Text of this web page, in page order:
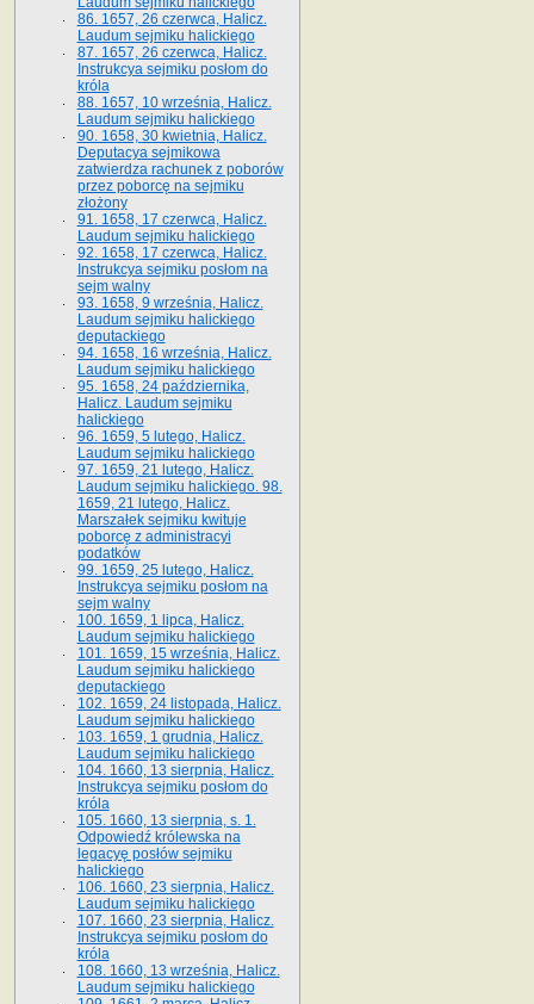
86. 1657, 26 czerwca, Halicz.
Laudum sejmiku halickiego
87. 1657, 26 czerwca, Halicz.
Instrukcya sejmiku posłom do
króla
88. 1657, 10 września, Halicz.
Laudum sejmiku halickiego
90. 1658, 30 kwietnia, Halicz.
Deputacya sejmikowa
zatwierdza rachunek z poborów
przez poborcę na sejmiku
złożony
91. 1658, 17 czerwca, Halicz.
Laudum sejmiku halickiego
92. 1658, 17 czerwca, Halicz.
Instrukcya sejmiku posłom na
sejm walny
93. 1658, 9 września, Halicz.
Laudum sejmiku halickiego
deputackiego
94. 1658, 16 września, Halicz.
Laudum sejmiku halickiego
95. 1658, 24 października,
Halicz. Laudum sejmiku
halickiego
96. 1659, 5 lutego, Halicz.
Laudum sejmiku halickiego
97. 1659, 21 lutego, Halicz.
Laudum sejmiku halickiego. 98.
1659, 21 lutego, Halicz.
Marszałek sejmiku kwituje
poborcę z administracyi
podatków
99. 1659, 25 lutego, Halicz.
Instrukcya sejmiku posłom na
sejm walny
100. 1659, 1 lipca, Halicz.
Laudum sejmiku halickiego
101. 1659, 15 września, Halicz.
Laudum sejmiku halickiego
deputackiego
102. 1659, 24 listopada, Halicz.
Laudum sejmiku halickiego
103. 1659, 1 grudnia, Halicz.
Laudum sejmiku halickiego
104. 1660, 13 sierpnia, Halicz.
Instrukcya sejmiku posłom do
króla
105. 1660, 13 sierpnia, s. 1.
Odpowiedź królewska na
legacyę posłów sejmiku
halickiego
106. 1660, 23 sierpnia, Halicz.
Laudum sejmiku halickiego
107. 1660, 23 sierpnia, Halicz.
Instrukcya sejmiku posłom do
króla
108. 1660, 13 września, Halicz.
Laudum sejmiku halickiego